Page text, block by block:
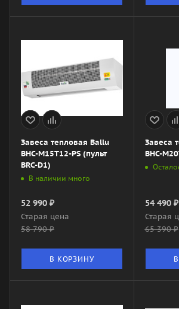
Завеса тепловая Ballu
BHC-M15T12-PS (пульт
BRC-D1)
В наличии много
52 990 ₽
Старая цена
58 790₽
В КОРЗИНУ
Завеса
BHC-
54 490₽
Старая
65 390₽